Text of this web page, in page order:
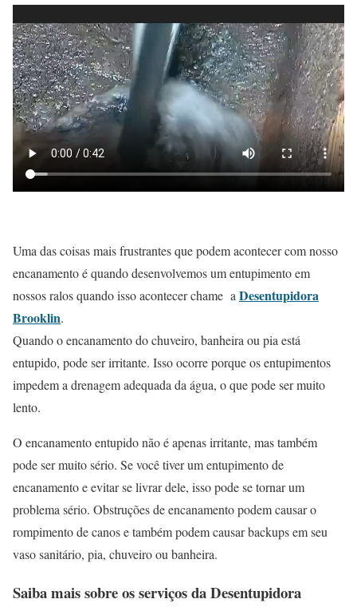
Uma das coisas mais frustrantes que podem acontecer com nosso
encanamento é quando desenvolvemos um entupimento em
nossos ralos quando isso acontecer chame a Desentupidora
Brooklin.
Quando o encanamento do chuveiro, banheira ou pia está
entupido, pode ser irritante. Isso ocorre porque os entupimentos
impedem a drenagem adequada da água, o que pode ser muito
lento.
O encanamento entupido não é apenas irritante, mas também
pode ser muito sério. Se você tiver um entupimento de
encanamento e evitar se livrar dele, isso pode se tornar um
problema sério. Obstruções de encanamento podem causar o
rompimento de canos e também podem causar backups em seu
vaso sanitário, pia, chuveiro ou banheira.
Saiba mais sobre os serviços daDesentupidora